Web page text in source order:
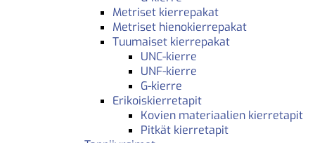
Metriset kierrepakat
Metriset hienokierrepakat
Tuumaiset kierrepakat
UNC-kierre
UNF-kierre
G-kierre
Erikoiskierretapit
Kovien materiaalien kierretapit
Pitkät kierretapit